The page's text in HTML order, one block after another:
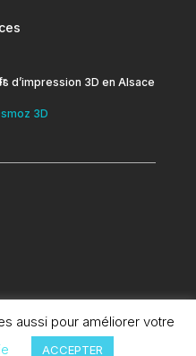
d’impression 3D en Alsace
3D
aussi pour améliorer votre
ACCEPTER